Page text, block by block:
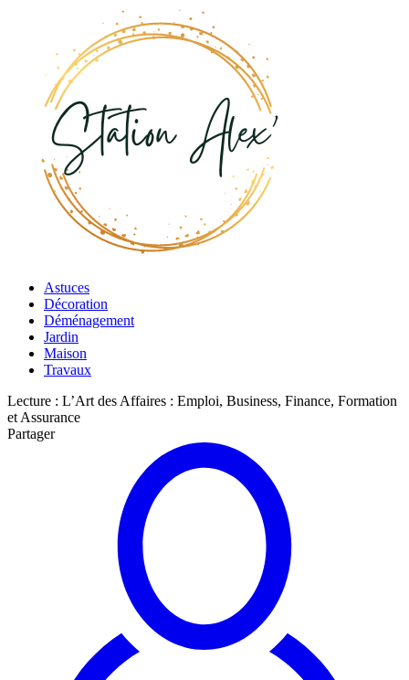
Astuces
Décoration
Déménagement
Jardin
Maison
Travaux
Lecture : L’Art des Affaires : Emploi, Business, Finance, Formation
et Assurance
Partager